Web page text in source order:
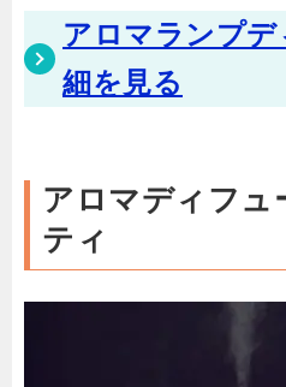
アロマランプ
細を見る
アロマディフュ
ティ